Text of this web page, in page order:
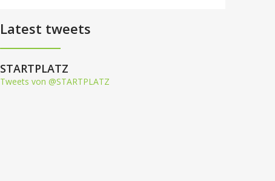
Latest tweets
STARTPLATZ
Tweets von @STARTPLATZ